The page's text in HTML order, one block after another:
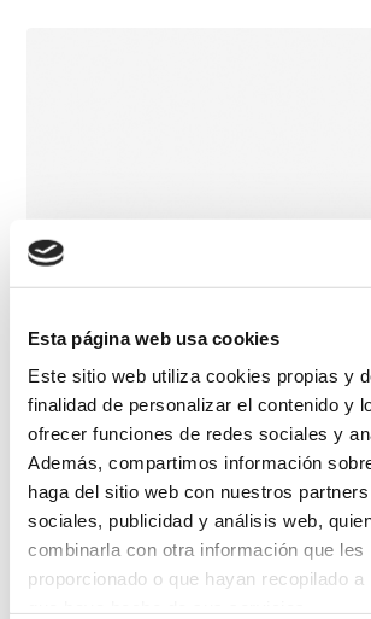
Esta página web usa cookies
Este sitio web utiliza cookies propias y
finalidad de personalizar el contenido y
ofrecer funciones de redes sociales y
Además, compartimos información
haga del sitio web con nuestros
sociales, publicidad y análisis web,
combinarla con otra información que les
proporcionado o que hayan recopilado a